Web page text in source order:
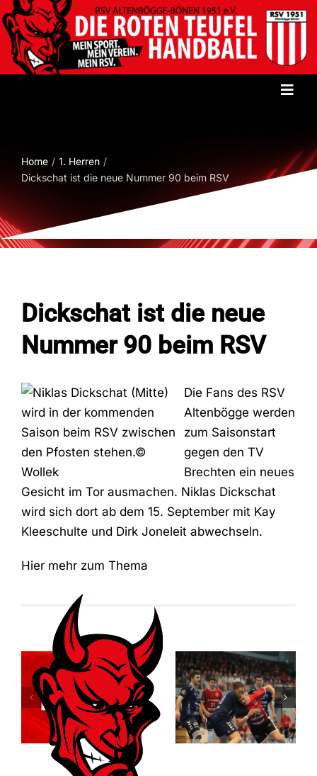
Zum
Inhalt
springen
Verein
Herren
Jugend
Trainingszeiten
Kontakt
Home
1. Herren
Dickschat ist die neue Nummer 90 beim RSV
Dickschat ist die neue
Nummer 90 beim RSV
Die Fans des RSV
Altenbögge werden
zum Saisonstart
gegen den TV
Brechten ein neues
Gesicht im Tor ausmachen. Niklas Dickschat
wird sich dort ab dem 15. September mit Kay
Kleeschulte und Dirk Joneleit abwechseln.
Hier mehr zum Thema
Relegationsspiel
abgesagt –
RSV verbleibt
in der
Verbandsliga
Dortmund
entreißt dem
RSV
Altenbögge
die